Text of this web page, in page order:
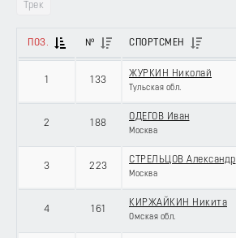
Трек
ПОЗ. № СПОРТСМЕН
1 133
ЖУРКИН Николай
Тульская обл.
2 188
ОДЕГОВ Иван
Москва
3 223
СТРЕЛЬЦОВ Александр
Москва
4 161
КИРЖАЙКИН Никита
Омская обл.